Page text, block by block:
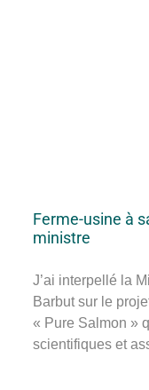
Ferme-usine à
ministre
J’ai interpellé la
Barbut sur le
« Pure Salmon »
scientifiques et